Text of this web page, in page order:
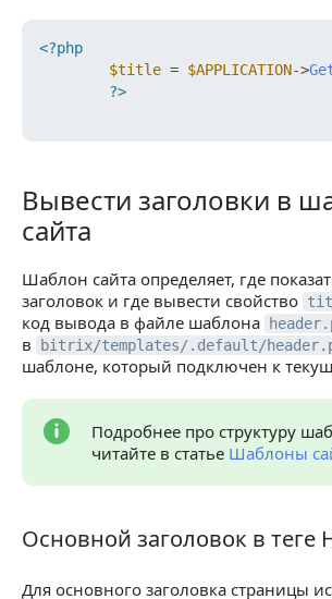
<?php
$title = $APPLICATION->
?>
Вывести заголовки в шаблоне
Вывести заголовки в
сайта
Шаблон сайта определяет, где
заголовок и где вывести свойство
код вывода в файле шаблона
в
bitrix/templates/.default/
шаблоне, который подключен к
Подробнее про структуру
читайте в статье Шаблоны
Основной заголовок в теге H1
Основной заголовок в теге
Для основного заголовка страницы